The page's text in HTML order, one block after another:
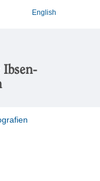
English